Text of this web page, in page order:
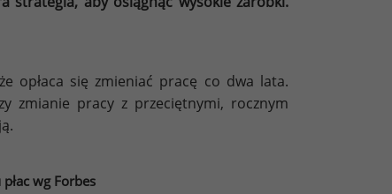
opłaca się zmieniać pracę co dwa lata.
zmianie pracy z przeciętnymi, rocznym
wg Forbes